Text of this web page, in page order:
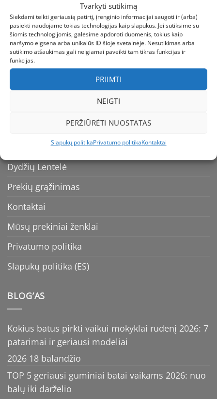
Tvarkyti sutikimą
Siekdami teikti geriausią patirtį, įrenginio informacijai saugoti ir (arba)
pasiekti naudojame tokias technologijas kaip slapukus. Jei sutiksime su
šiomis technologijomis, galėsime apdoroti duomenis, tokius kaip
naršymo elgsena arba unikalūs ID šioje svetainėje. Nesutikimas arba
sutikimo atšaukimas gali neigiamai paveikti tam tikras funkcijas ir
funkcijas.
PRIIMTI
NEIGTI
PERŽIŪRĖTI NUOSTATAS
Slapukų politikaPrivatumo politikaKontaktai
iki
darželio
ir
geriausi
produktai
2026
Reima
vs
Didriksons:
8
skirtumai
renkant
vaikams
2026
Bal
TOP 7 geriausi sandalai vaikams vasarai
2026: nuo paplūdimio iki žygio
0
komentarų
įraše
TOP
geriausi
sandalai
2026:
INFORMACIJA
Pristatymas
Dydžių Lentelė
Prekių grąžinimas
Kontaktai
Mūsų prekiniai ženklai
Privatumo politika
Slapukų politika (ES)
BLOG’AS
Kokius batus pirkti vaikui mokyklai rudenį 2026: 7
patarimai ir geriausi modeliai
2026 18 balandžio
TOP 5 geriausi guminiai batai vaikams 2026: nuo
balų iki darželio